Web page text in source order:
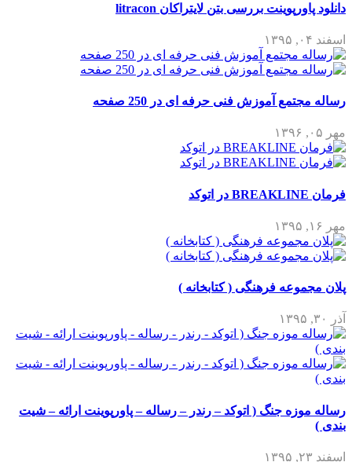
دانلود پاورپوینت بررسی بتن لایتراکان litracon
اسفند ۰۴, ۱۳۹۵
رساله مجتمع آموزش فنی حرفه ای در 250 صفحه
مهر ۰۵, ۱۳۹۶
فرمان BREAKLINE در اتوکد
مهر ۱۶, ۱۳۹۵
پلان مجموعه فرهنگی ( کتابخانه )
آذر ۳۰, ۱۳۹۵
رساله موزه جنگ ( اتوکد – رندر – رساله – پاورپوینت ارائه – شیت
بندی )
اسفند ۲۳, ۱۳۹۵